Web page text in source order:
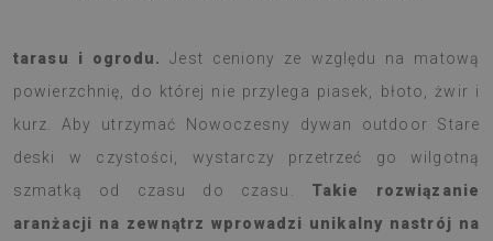
tarasu i ogrodu.
Jest ceniony ze względu na matową
powierzchnię, do której nie przylega piasek, błoto, żwir i
kurz. Aby utrzymać Nowoczesny dywan outdoor Stare
deski w czystości, wystarczy przetrzeć go wilgotną
szmatką od czasu do czasu. Takie rozwiązanie
aranżacji na zewnątrz wprowadzi unikalny nastrój na